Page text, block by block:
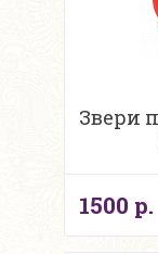
Звери
1500 р.